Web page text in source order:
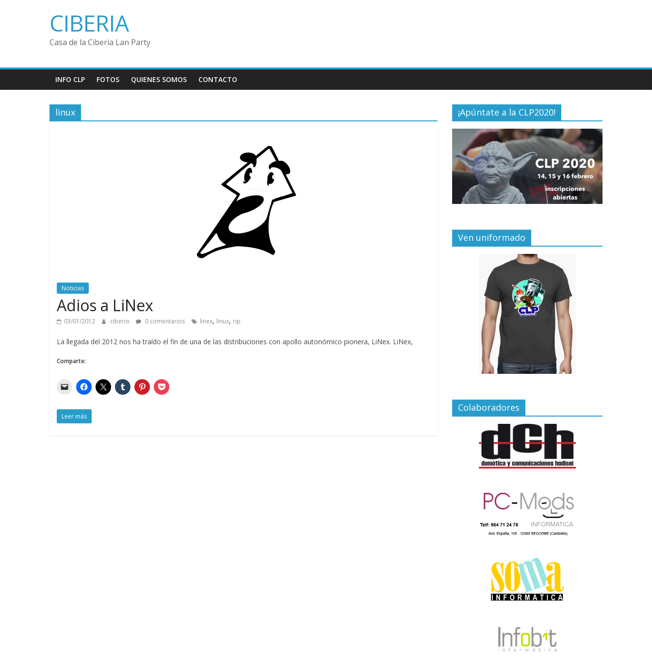
CIBERIA
Casa de la Ciberia Lan Party
INFO CLP FOTOS QUIENES SOMOS CONTACTO
linux
Noticias
Adios a LiNex
03/01/2012 ciberio 0 comentarios linex, linux, rip
La llegada del 2012 nos ha traído el fin de una de las distribuciones con apollo autonómico pionera, LiNex. LiNex,
Comparte:
Leer más
¡Apúntate a la CLP2020!
Ven uniformado
Colaboradores